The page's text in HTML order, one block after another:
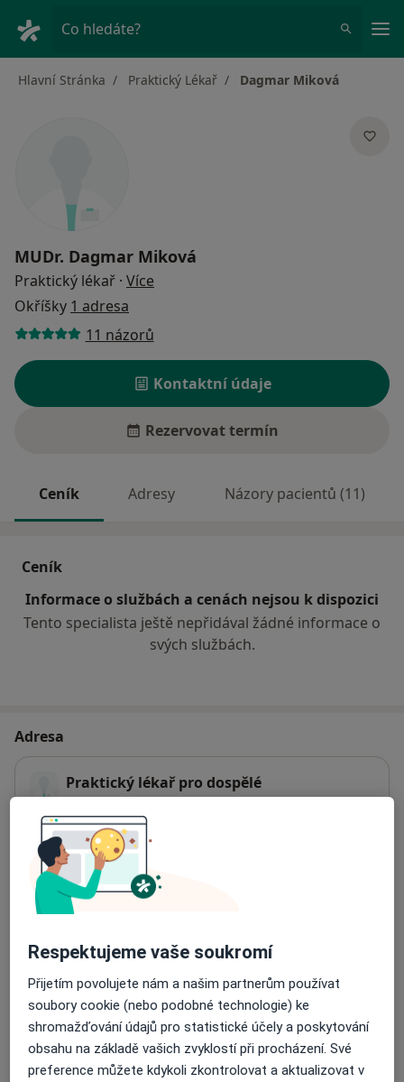
Co hledáte?
Hlavní Stránka Praktický Lékař Dagmar Miková
MUDr. Dagmar Miková
Praktický lékař · Více
Okříšky 1 adresa
11 názorů
Kontaktní údaje
Rezervovat termín
Ceník Adresy Názory pacientů (11)
Ceník
Informace o službách a cenách nejsou k dispozici
Tento specialista ještě nepřidával žádné informace o
svých službách.
Adresa
Praktický lékař pro dospělé
Dostupnost
Na této adrese online kalendář není aktivní
Způsoby platby (soukromé návštěvy)
Na teto adrese lékař přijímá pacienty na pojišťovnu
Detaily
Respektujeme vaše soukromí
Přijetím povolujete nám a našim partnerům používat
soubory cookie (nebo podobné technologie) ke
shromažďování údajů pro statistické účely a poskytování
obsahu na základě vašich zvyklostí při procházení. Své
preference můžete kdykoli zkontrolovat a aktualizovat v